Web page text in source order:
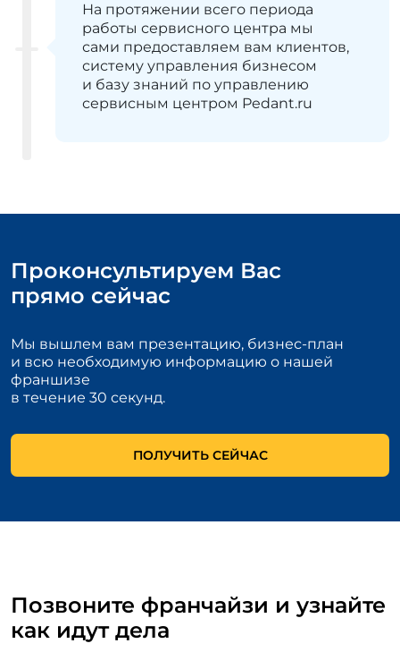
На протяжении всего периода
работы сервисного центра мы
сами предоставляем вам клиентов,
систему управления бизнесом
и базу знаний по управлению
сервисным центром Pedant.ru
Проконсультируем Вас
прямо сейчас
Мы вышлем вам презентацию, бизнес-план
и всю необходимую информацию о нашей
франшизе
в течение 30 секунд.
ПОЛУЧИТЬ СЕЙЧАС
Позвоните франчайзи и узнайте
как идут дела